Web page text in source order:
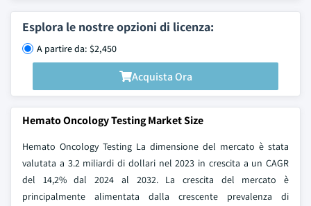
Esplora le nostre opzioni di licenza:
A partire da: $2,450
Acquista Ora
Hemato Oncology Testing Market Size
Hemato Oncology Testing La dimensione del mercato è stata
valutata a 3.2 miliardi di dollari nel 2023 in crescita a un CAGR
del 14,2% dal 2024 al 2032. La crescita del mercato è
principalmente alimentata dalla crescente prevalenza di